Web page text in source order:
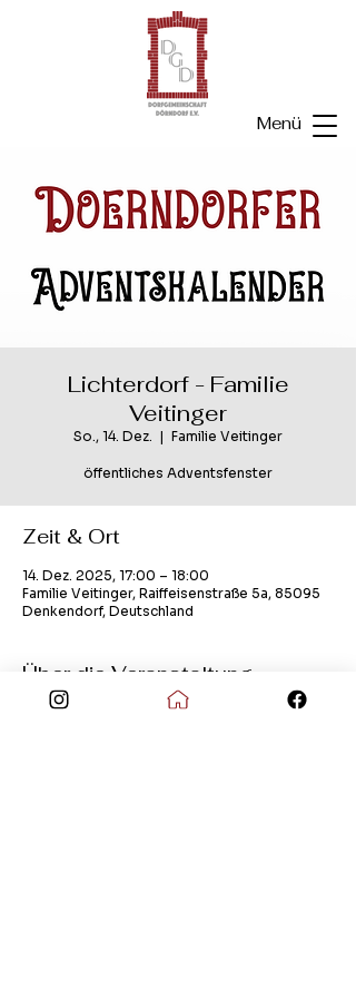
Menü
Lichterdorf - Familie
Veitinger
So., 14. Dez.
  |
Familie Veitinger
öffentliches Adventsfenster
Zeit & Ort
14. Dez. 2025, 17:00 – 18:00
Familie Veitinger, Raiffeisenstraße 5a, 85095
Denkendorf, Deutschland
Über die Veranstaltung
öffentliches Adventsfenster